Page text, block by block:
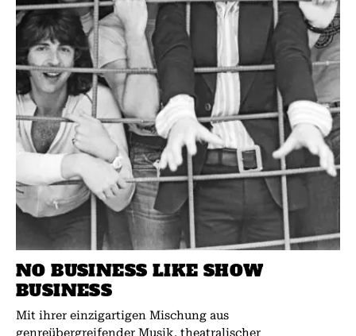
NO BUSINESS LIKE SHOW
BUSINESS
Mit ihrer einzigartigen Mischung aus
genreübergreifender Musik, theatralischer